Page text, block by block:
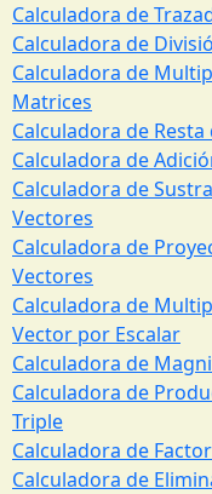
Calculadora de
Calculadora de
Calculadora de
Matrices
Calculadora de
Calculadora de
Calculadora de
Vectores
Calculadora de
Vectores
Calculadora de
Vector por Escalar
Calculadora de
Calculadora de
Triple
Calculadora de
Calculadora de